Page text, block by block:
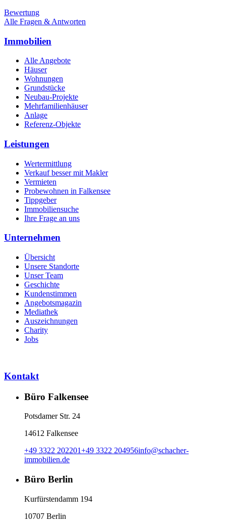
Bewertung
Alle Fragen & Antworten
Immobilien
Alle Angebote
Häuser
Wohnungen
Grundstücke
Neubau-Projekte
Mehrfamilienhäuser
Anlage
Referenz-Objekte
Leistungen
Wertermittlung
Verkauf besser mit Makler
Vermieten
Probewohnen in Falkensee
Tippgeber
Immobiliensuche
Ihre Frage an uns
Unternehmen
Übersicht
Unsere Standorte
Unser Team
Geschichte
Kundenstimmen
Angebotsmagazin
Mediathek
Auszeichnungen
Charity
Jobs
Kontakt
Büro Falkensee
Potsdamer Str. 24
14612 Falkensee
+49 3322 202201+49 3322 204956info@schacher-
immobilien.de
Büro Berlin
Kurfürstendamm 194
10707 Berlin